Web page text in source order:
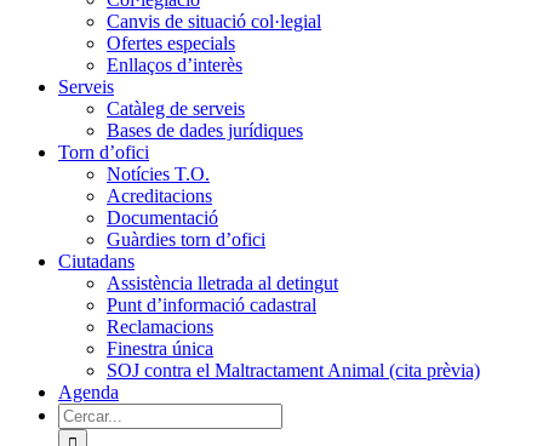
Canvis de situació col·legial
Ofertes especials
Enllaços d’interès
Serveis
Catàleg de serveis
Bases de dades jurídiques
Torn d’ofici
Notícies T.O.
Acreditacions
Documentació
Guàrdies torn d’ofici
Ciutadans
Assistència lletrada al detingut
Punt d’informació cadastral
Reclamacions
Finestra única
SOJ contra el Maltractament Animal (cita prèvia)
Agenda
Cerca
…